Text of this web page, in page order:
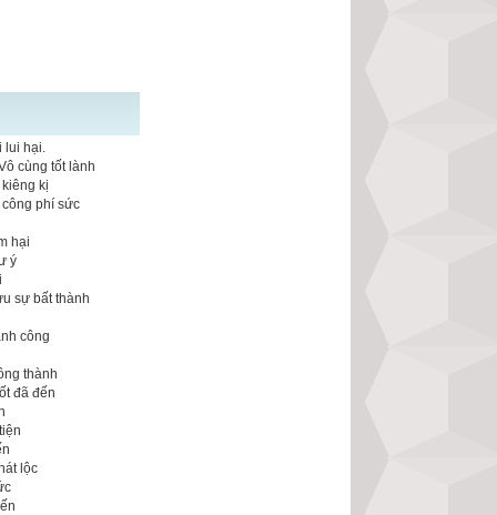
lui hại.
cùng tốt lành
kị
công phí sức
hại
ý
sự bất thành
công
thành
đã đến
lộc